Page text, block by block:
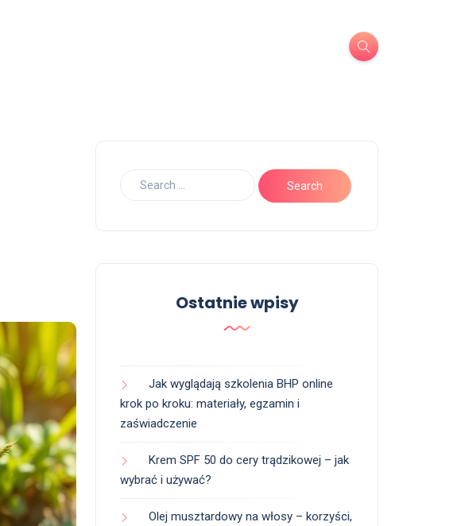
Ostatnie wpisy
Jak wyglądają szkolenia BHP online
krok po kroku: materiały, egzamin i
zaświadczenie
Krem SPF 50 do cery trądzikowej – jak
wybrać i używać?
Olej musztardowy na włosy – korzyści,